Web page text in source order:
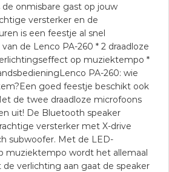
de onmisbare gast op jouw
versterker en de
is een feestje al snel
de Lenco PA-260 * 2 draadloze
op muziektempo *
PA-260: wie
goed feestje beschikt ook
de twee draadloze microfoons
uit! De Bluetooth speaker
versterker met X-drive
subwoofer. Met de LED-
muziektempo wordt het allemaal
verlichting aan gaat de speaker